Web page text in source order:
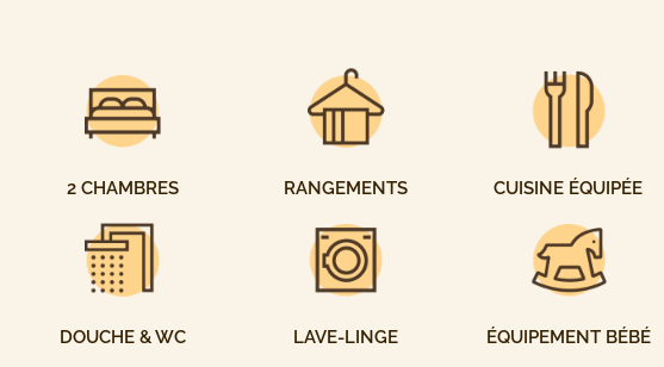
2 CHAMBRES RANGEMENTS CUISINE ÉQUIPÉE
DOUCHE & WC LAVE-LINGE ÉQUIPEMENT BÉBÉ